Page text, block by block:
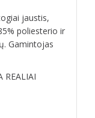
jaustis,
poliesterio ir
Gamintojas
REALIAI